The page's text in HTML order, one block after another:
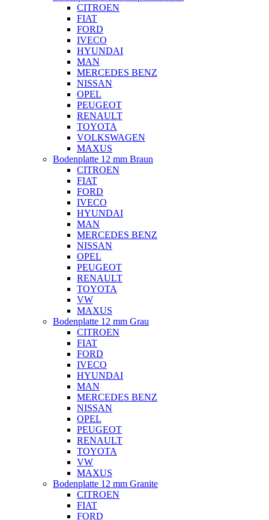
CITROEN
FIAT
FORD
IVECO
HYUNDAI
MAN
MERCEDES BENZ
NISSAN
OPEL
PEUGEOT
RENAULT
TOYOTA
VOLKSWAGEN
MAXUS
Bodenplatte 12 mm Braun
CITROEN
FIAT
FORD
IVECO
HYUNDAI
MAN
MERCEDES BENZ
NISSAN
OPEL
PEUGEOT
RENAULT
TOYOTA
VW
MAXUS
Bodenplatte 12 mm Grau
CITROEN
FIAT
FORD
IVECO
HYUNDAI
MAN
MERCEDES BENZ
NISSAN
OPEL
PEUGEOT
RENAULT
TOYOTA
VW
MAXUS
Bodenplatte 12 mm Granite
CITROEN
FIAT
FORD